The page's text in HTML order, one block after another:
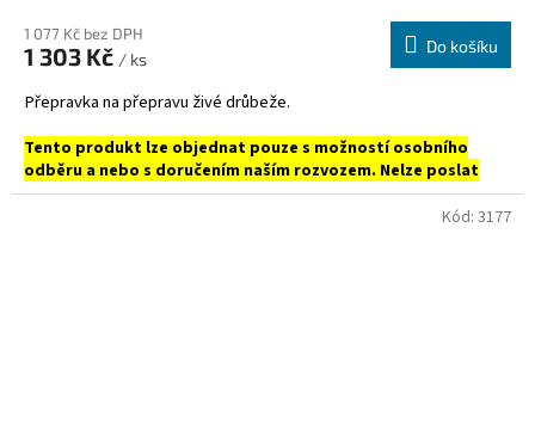
1 077 Kč bez DPH
1 303 Kč / ks
Do košíku
Přepravka na přepravu živé drůbeže.
Tento produkt lze objednat pouze s možností osobního
odběru a nebo s doručením naším rozvozem. Nelze poslat
prostřednictvím DPD, PPL ani Zásilkovnou.
Kód: 3177